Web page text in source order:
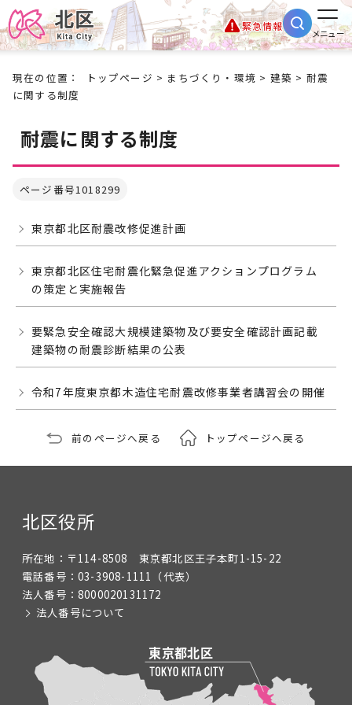
緊急情報
メニュー
現在の位置： トップページ > まちづくり・環境 > 建築 > 耐震
に関する制度
耐震に関する制度
ページ番号1018299
東京都北区耐震改修促進計画
東京都北区住宅耐震化緊急促進アクションプログラム
の策定と実施報告
要緊急安全確認大規模建築物及び要安全確認計画記載
建築物の耐震診断結果の公表
令和7年度東京都木造住宅耐震改修事業者講習会の開催
前のページへ戻る トップページへ戻る
北区役所
所在地： 〒114-8508 東京都北区王子本町1-15-22
電話番号： 03-3908-1111 （代表）
法人番号： 8000020131172
法人番号について